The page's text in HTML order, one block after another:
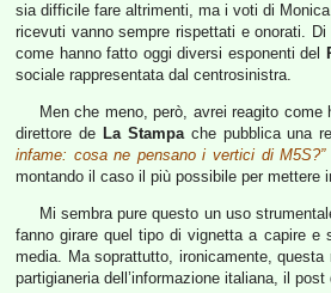
sia difficile fare altrimenti, ma i voti di
ricevuti vanno sempre rispettati e onorati.
come hanno fatto oggi diversi esponenti del
sociale rappresentata dal centrosinistra.
Men che meno, però, avrei reagito
direttore de La Stampache pubblica una
infame: cosa ne pensano i vertici di M5S?”
montando il caso il più possibile per
Mi sembra pure questo un uso
fanno girare quel tipo di vignetta a capire
media. Ma soprattutto, ironicamente,
partigianeria dell’informazione italiana, il